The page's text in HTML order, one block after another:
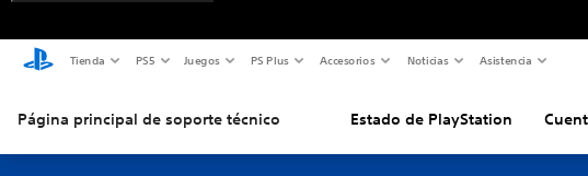
Tienda PS5 Juegos PS Plus Accesorios Noticias Asistencia
Página principal de soporte técnico Estado de PlayStation